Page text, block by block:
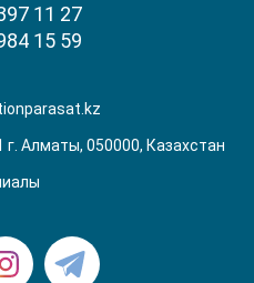
11 27
15 59
Алматы, 050000, Казахстан